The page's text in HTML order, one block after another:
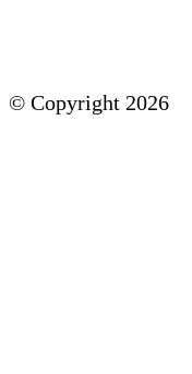
© Copyright 2026